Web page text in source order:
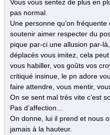
Vous vous sentez de plus en
pas normal.
Une personne qu’on
soutenir aimer respecter du
pique par-ci une allusion par-
déplacés vous imitez, cela
vous habiller, vos goûts vos
critiqué insinue, le pn adore
faire attendre, vous mentir,
On se sent mal très vite c’est
Pas d’affection…
On donne, lui il prend et nous
jamais à la hauteur.